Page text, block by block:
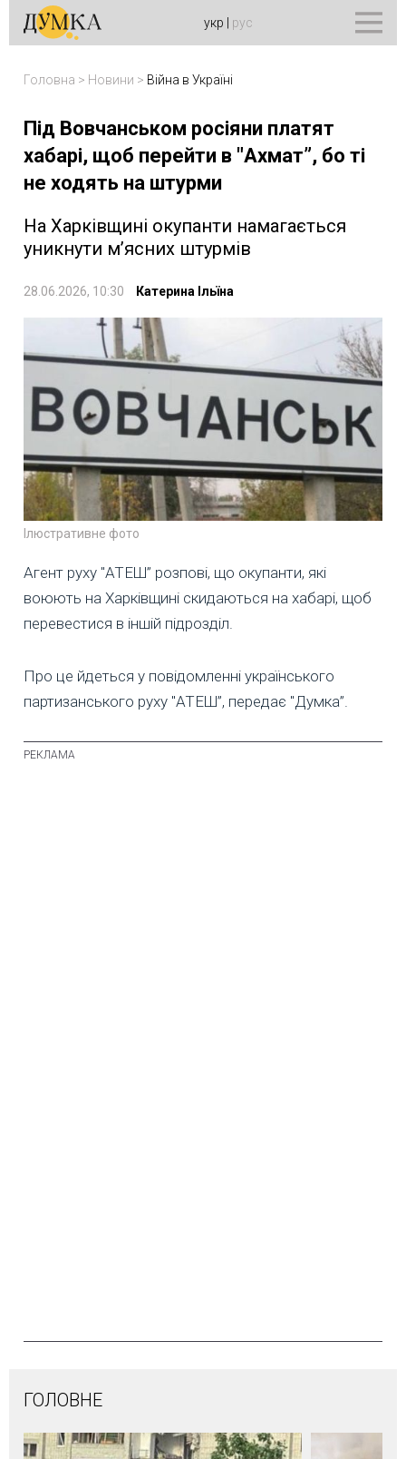
укр рус
Головна > Новини > Війна в Україні
Під Вовчанськом росіяни платят
хабарі, щоб перейти в "Ахмат”, бо ті
не ходять на штурми
На Харківщині окупанти намагається
уникнути м’ясних штурмів
28.06.2026, 10:30 Катерина Ільїна
Ілюстративне фото
Агент руху "АТЕШ” розпові, що окупанти, які
воюють на Харківщині скидаються на хабарі, щоб
перевестися в іншій підрозділ.
Про це йдеться у повідомленні українського
партизанського руху "АТЕШ”, передає "Думка”.
ГОЛОВНЕ